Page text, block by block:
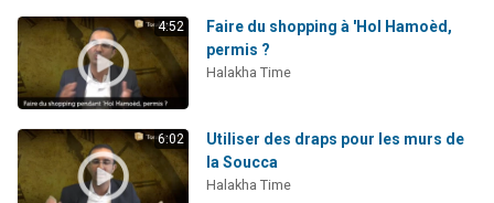
4:52
Faire du shopping à 'Hol Hamoèd,
permis ?
Halakha Time
6:02
Utiliser des draps pour les murs de
la Soucca
Halakha Time